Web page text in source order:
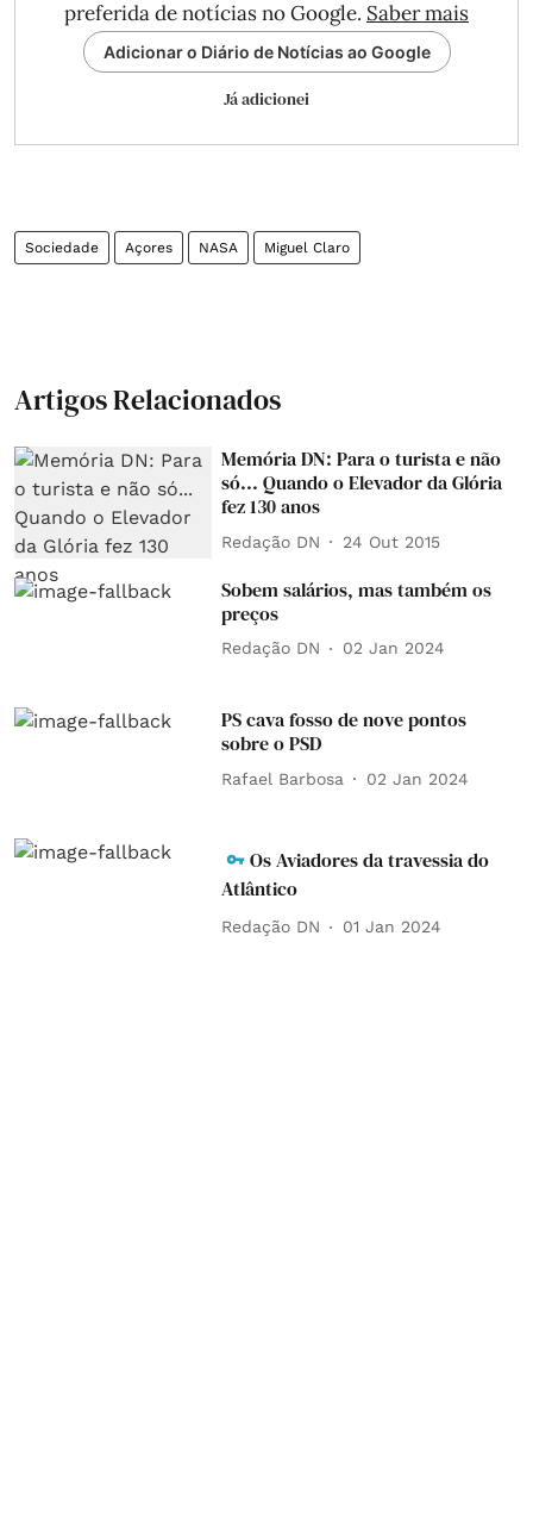
preferida de notícias no Google. Saber mais
Adicionar o Diário de Notícias ao Google
Já adicionei
Sociedade Açores NASA Miguel Claro
Artigos Relacionados
Memória DN: Para o turista e não
só... Quando o Elevador da Glória
fez 130 anos
Redação DN 24 Out 2015
Sobem salários, mas também os
preços
Redação DN 02 Jan 2024
PS cava fosso de nove pontos
sobre o PSD
Rafael Barbosa 02 Jan 2024
Os Aviadores da travessia do
Atlântico
Redação DN 01 Jan 2024